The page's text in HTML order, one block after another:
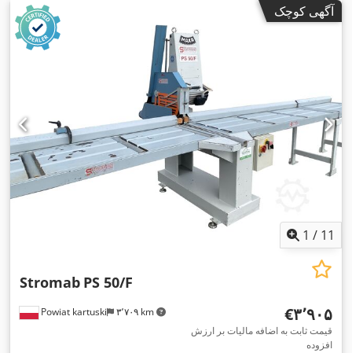
آگهی کوچک
1 / 11
Powiat kartuski ۳٬۷۰۹ km
Stromab PS 50/F
‎€۳٬۹۰۵
قیمت ثابت به اضافه مالیات بر ارزش
افزوده